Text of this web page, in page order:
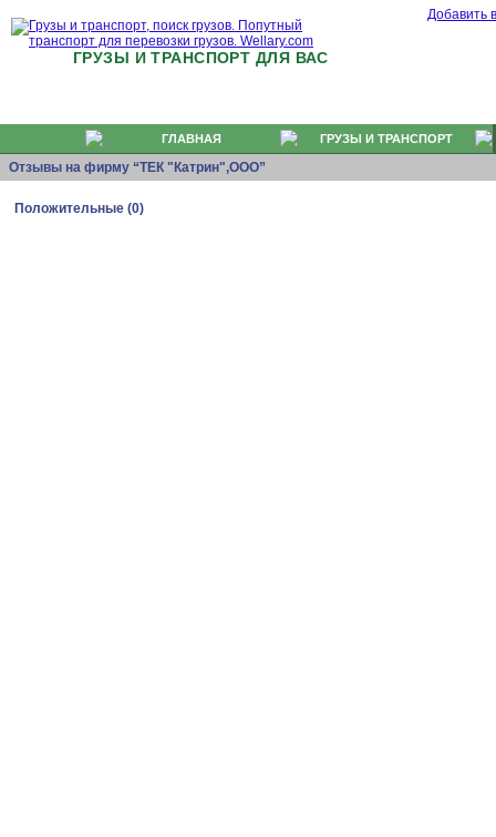
ГРУЗЫ И ТРАНСПОРТ ДЛЯ ВАС
Добавить
ГЛАВНАЯ ГРУЗЫ И ТРАНСПОРТ
Отзывы на фирму “ТЕК "Катрин",ООО”
Положительные (0)